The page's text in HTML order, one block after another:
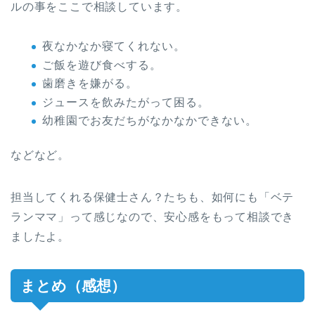
ルの事をここで相談しています。
夜なかなか寝てくれない。
ご飯を遊び食べする。
歯磨きを嫌がる。
ジュースを飲みたがって困る。
幼稚園でお友だちがなかなかできない。
などなど。
担当してくれる保健士さん？たちも、如何にも「ベテ
ランママ」って感じなので、安心感をもって相談でき
ましたよ。
まとめ（感想）